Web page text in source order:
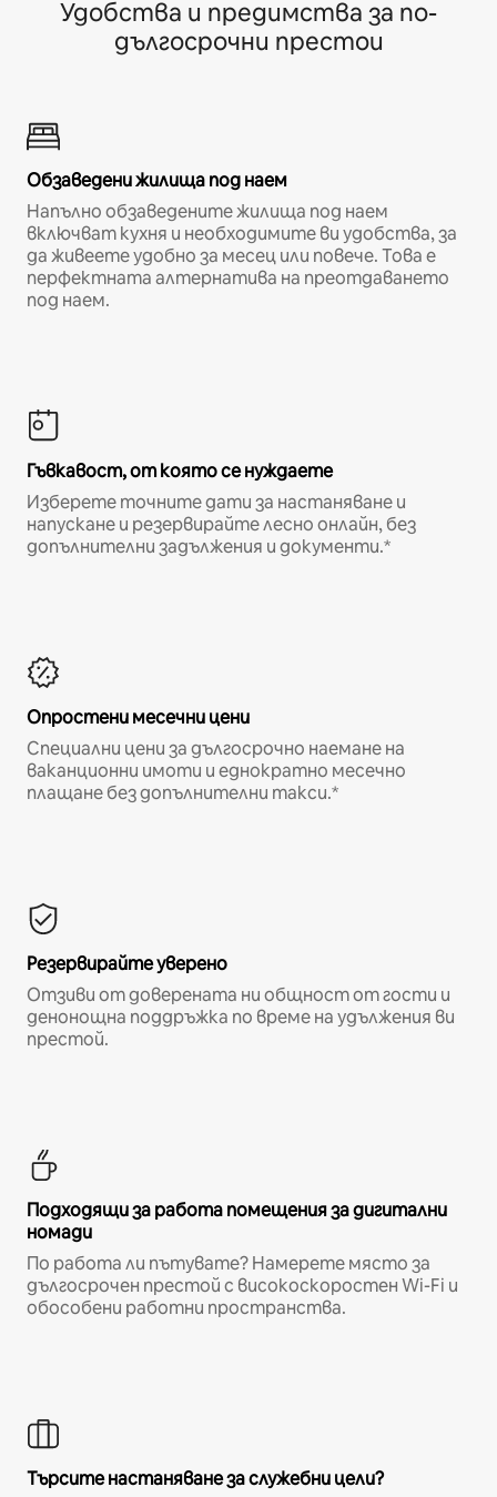
Удобства и предимства за по-
дългосрочни престои
Обзаведени жилища под наем
Напълно обзаведените жилища под наем
включват кухня и необходимите ви удобства, за
да живеете удобно за месец или повече. Това е
перфектната алтернатива на преотдаването
под наем.
Гъвкавост, от която се нуждаете
Изберете точните дати за настаняване и
напускане и резервирайте лесно онлайн, без
допълнителни задължения и документи.*
Опростени месечни цени
Специални цени за дългосрочно наемане на
ваканционни имоти и еднократно месечно
плащане без допълнителни такси.*
Резервирайте уверено
Отзиви от доверената ни общност от гости и
денонощна поддръжка по време на удължения ви
престой.
Подходящи за работа помещения за дигитални
номади
По работа ли пътувате? Намерете място за
дългосрочен престой с високоскоростен Wi-Fi и
обособени работни пространства.
Търсите настаняване за служебни цели?